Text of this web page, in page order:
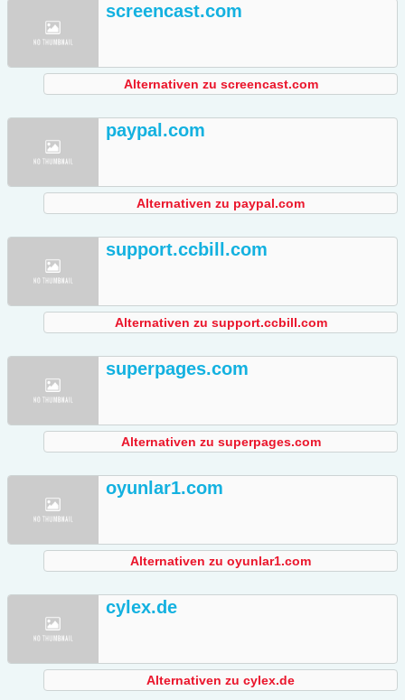
screencast.com
Alternativen zu screencast.com
paypal.com
Alternativen zu paypal.com
support.ccbill.com
Alternativen zu support.ccbill.com
superpages.com
Alternativen zu superpages.com
oyunlar1.com
Alternativen zu oyunlar1.com
cylex.de
Alternativen zu cylex.de